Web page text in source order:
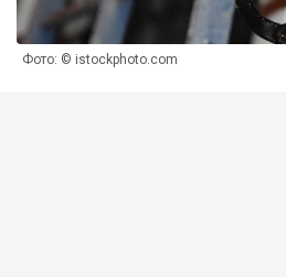
Фото: © istockphoto.com